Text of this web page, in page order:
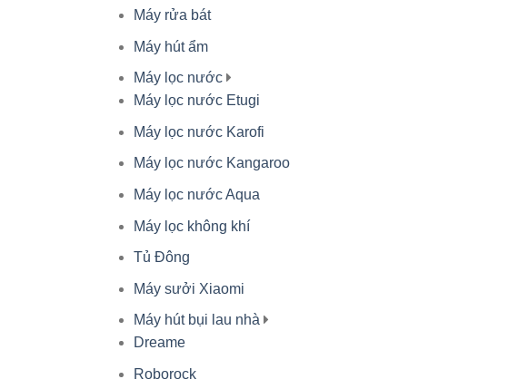
Máy rửa bát
Máy hút ẩm
Máy lọc nước
Máy lọc nước Etugi
Máy lọc nước Karofi
Máy lọc nước Kangaroo
Máy lọc nước Aqua
Máy lọc không khí
Tủ Đông
Máy sưởi Xiaomi
Máy hút bụi lau nhà
Dreame
Roborock